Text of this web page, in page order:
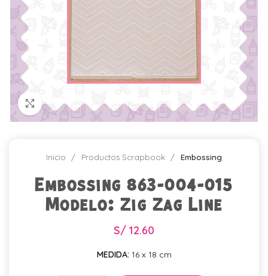
Click para agrandar
Inicio Productos Scrapbook Embossing
Embossing 863-004-015
Modelo: Zig Zag Line
S/ 12.60
MEDIDA: 16 x 18 cm